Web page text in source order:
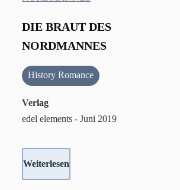
DIE BRAUT DES
NORDMANNES
History Romance
Verlag
edel elements - Juni 2019
Weiterlesen